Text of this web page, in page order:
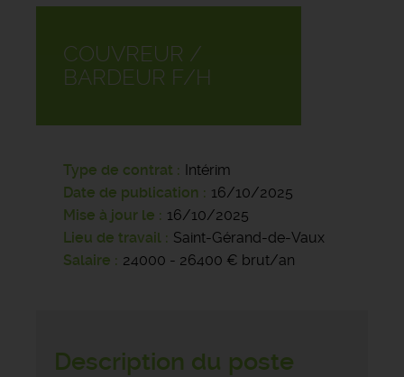
COUVREUR /
BARDEUR F/H
Type de contrat
Intérim
Date de publication
16/10/2025
Mise à jour le
16/10/2025
Lieu de travail
Saint-Gérand-de-Vaux
Salaire
24000 - 26400 € brut/an
Description du poste